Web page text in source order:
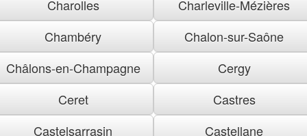
Charolles
Charleville-Mézières
Chambéry
Chalon-sur-Saône
Châlons-en-Champagne
Cergy
Ceret
Castres
Castelsarrasin
Castellane